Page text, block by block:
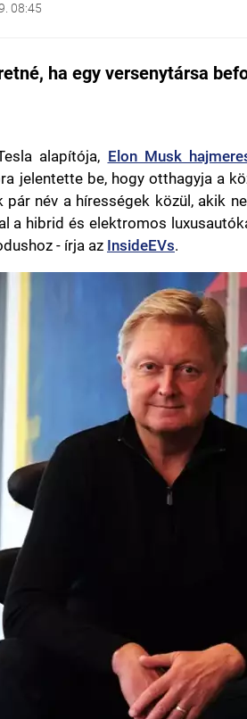
08:45
ha egy versenytársa
alapítója, Elon Musk
jelentette be, hogy otthagyja a
név a hírességek közül, akik
a hibrid és elektromos
- írja az InsideEVs.